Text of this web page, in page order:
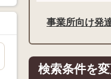
事業所向け発
検索条件を